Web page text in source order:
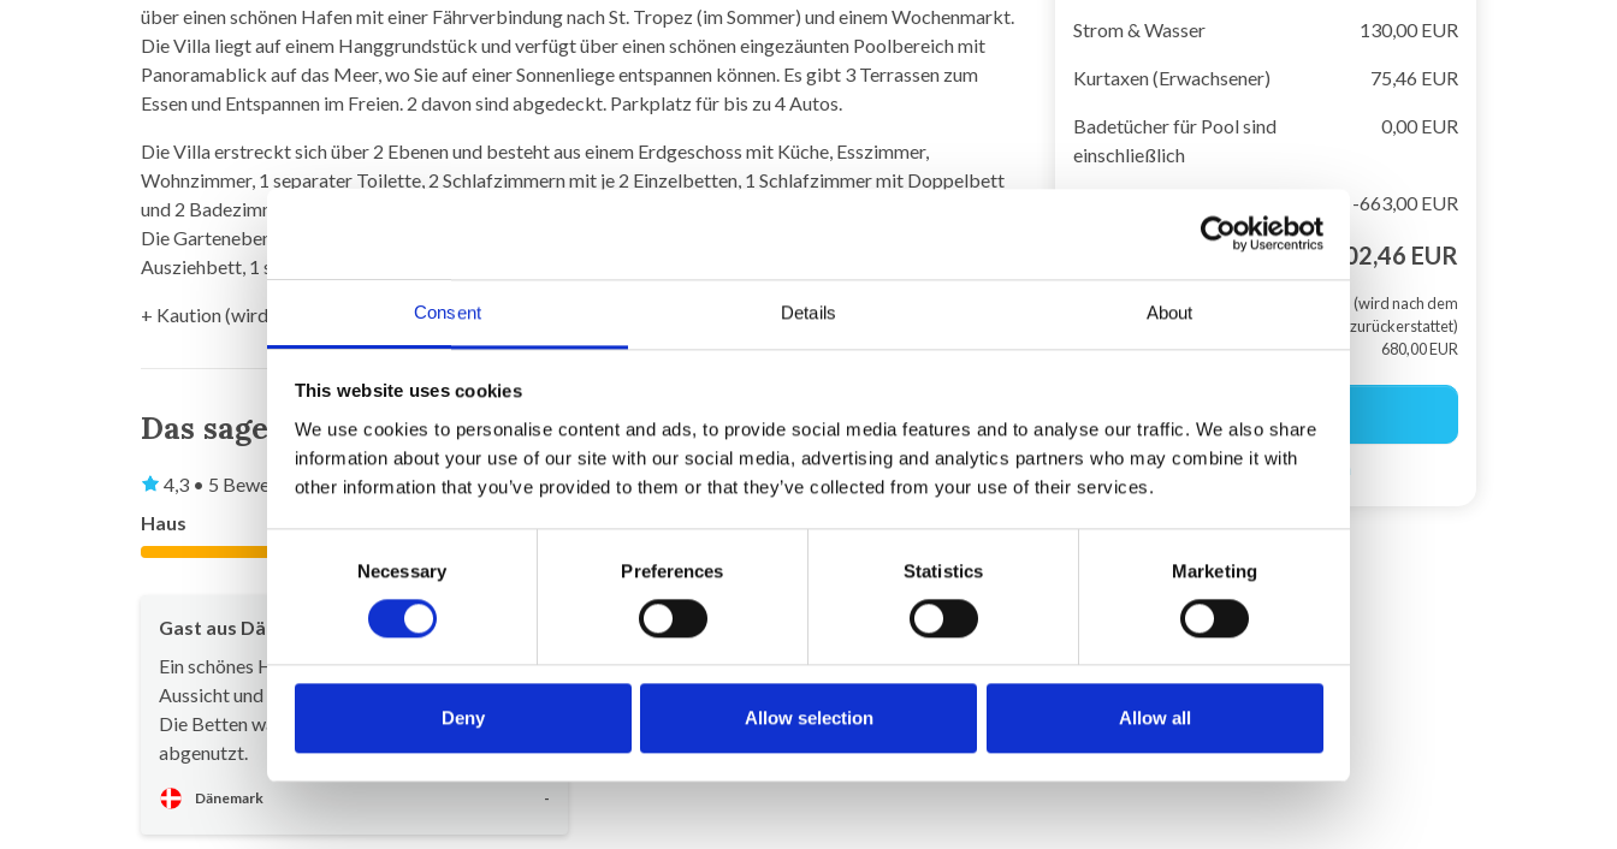
Consent Details About
This website uses cookies
We use cookies to personalise content and ads, to provide social media features and to analyse our traffic. We also share
information about your use of our site with our social media, advertising and analytics partners who may combine it with
other information that you’ve provided to them or that they’ve collected from your use of their services.
Consent
Necessary Preferences Statistics Marketing
Deny Allow selection Allow all
über einen schönen Hafen mit einer Fährverbindung nach St. Tropez (im Sommer) und einem Wochenmarkt.
Die Villa liegt auf einem Hanggrundstück und verfügt über einen schönen eingezäunten Poolbereich mit
Panoramablick auf das Meer, wo Sie auf einer Sonnenliege entspannen können. Es gibt 3 Terrassen zum
Essen und Entspannen im Freien. 2 davon sind abgedeckt. Parkplatz für bis zu 4 Autos.
Die Villa erstreckt sich über 2 Ebenen und besteht aus einem Erdgeschoss mit Küche, Esszimmer,
Wohnzimmer, 1 separater Toilette, 2 Schlafzimmern mit je 2 Einzelbetten, 1 Schlafzimmer mit Doppelbett
und 2 Badezimmern mit Dusche.
Die Gartenebene besteht aus 2 Schlafzimmern mit je 2 Einzelbetten, 1 Schlafzimmer mit 1 Einzelbett und 1
Ausziehbett, 1 separater Toilette, 1 Badezimmer mit Dusche und 1 Badezimmer mit Badewanne.
+ Kaution (wird nach dem Aufenthalt zurückerstattet) 680,00 EUR
Das sagen andere Urlauber
4,3 • 5 Bewertungen
Haus
Grundstück
Bereich
Gast aus Dänemark
Ein schönes Haus mit einer traumhaften
Aussicht und guter Ausstattung inklusive Herd.
Die Betten waren in einigen Zimmern etwas
abgenutzt.
Dänemark -
Gast aus Deutschland
Sep. 2025
Das Gesamtpaket
Strom & Wasser 130,00 EUR
Kurtaxen (Erwachsener) 75,46 EUR
Badetücher für Pool sind
einschließlich
0,00 EUR
-663,00 EUR
Gesamtsumme 4.302,46 EUR
+ Kaution (wird nach dem
Aufenthalt zurückerstattet)
680,00 EUR
Suchagent einrichten